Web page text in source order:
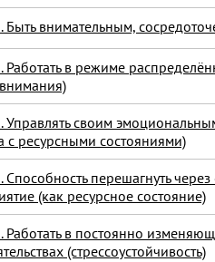
Быть внимательным,
Работать в режиме
Управлять своим
с ресурсными состояниями)
Способность перешагнуть
(как ресурсное состояние)
Работать в постоянно
(стрессоустойчивость)